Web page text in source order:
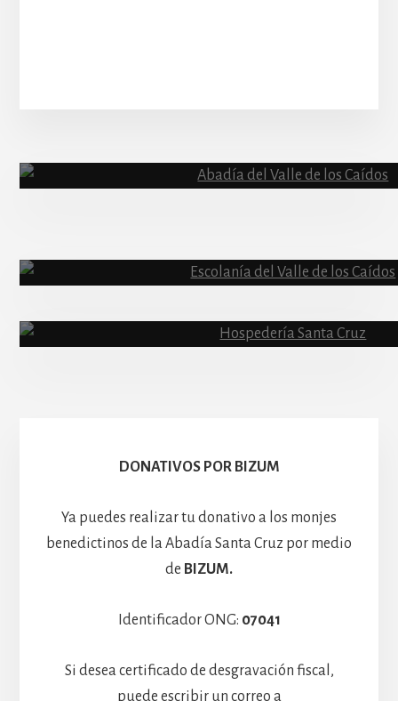
Content
Hospedería
DONATIVOS POR BIZUM
Ya puedes realizar tu donativo a los monjes
benedictinos de la Abadía Santa Cruz por medio
de BIZUM.
Identificador ONG: 07041
Si desea certificado de desgravación fiscal,
puede escribir un correo a